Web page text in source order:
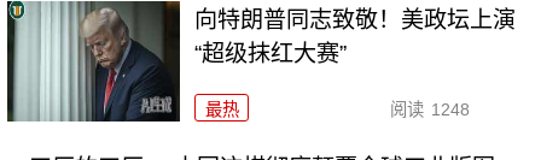
向特朗普同志致敬！美政坛上演
“超级抹红大赛”
最热 阅读 1248